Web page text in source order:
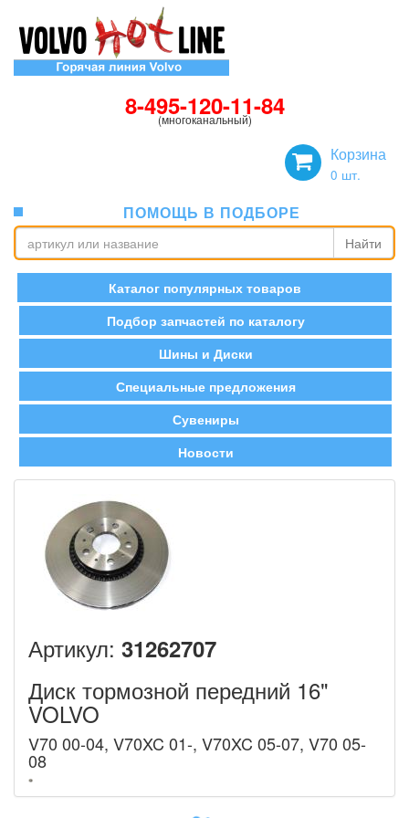
8-495-120-11-84
(многоканальный)
Корзина
0 шт.
ПОМОЩЬ В ПОДБОРЕ
Найти
Каталог популярных товаров
Подбор запчастей по каталогу
Шины и Диски
Специальные предложения
Сувениры
Новости
Артикул: 31262707
Диск тормозной передний 16"
VOLVO
V70 00-04, V70XC 01-, V70XC 05-07, V70 05-
08